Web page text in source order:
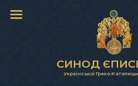
СИНОД
Української Греко-